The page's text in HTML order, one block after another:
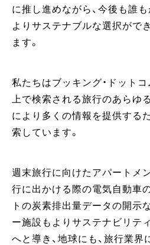
に推し進めながら、今後も誰も
よりサステナブルな選択がで
ます。
私たちはブッキング・ドット
上で検索される旅行のあらゆ
により多くの情報を提供する
索しています。
週末旅行に向けたアパートメ
行に出かける際の電気自動車
トの炭素排出量データの開示
ー施設もよりサステナビリテ
へと導き、地球にも、旅行業